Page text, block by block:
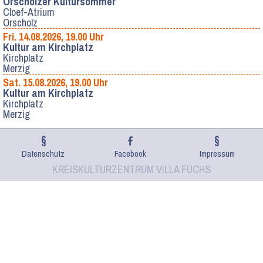
Cloef-Atrium
Orscholz
Fri. 14.08.2026, 19.00 Uhr
Kultur am Kirchplatz
Kirchplatz
Merzig
Sat. 15.08.2026, 19.00 Uhr
Kultur am Kirchplatz
Kirchplatz
Merzig
Datenschutz Facebook Impressum
KREISKULTURZENTRUM VILLA FUCHS